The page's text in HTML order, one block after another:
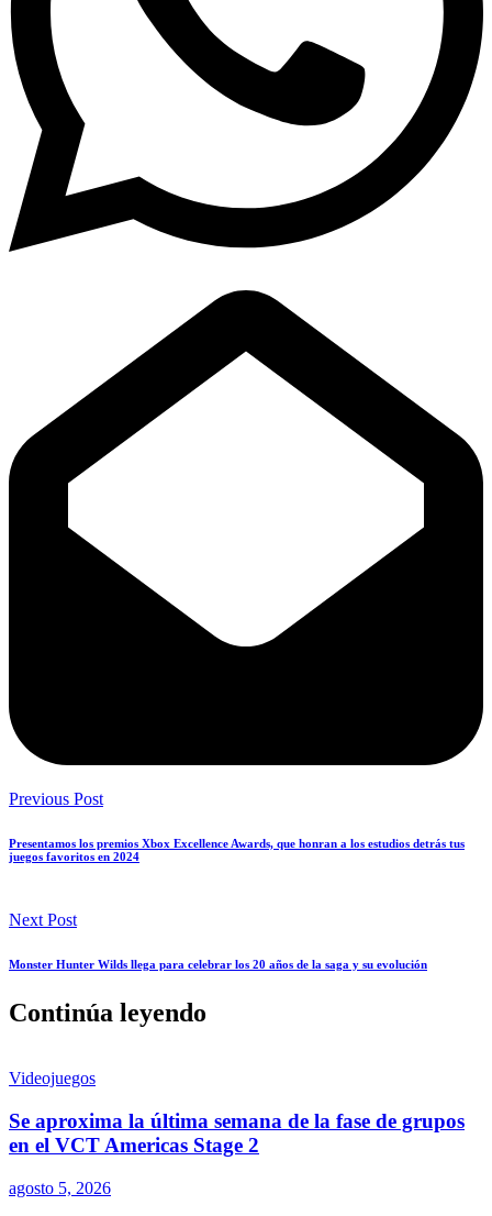
Previous Post
Presentamos los premios Xbox Excellence Awards, que honran a los estudios detrás tus
juegos favoritos en 2024
Next Post
Monster Hunter Wilds llega para celebrar los 20 años de la saga y su evolución
Continúa leyendo
Videojuegos
Se aproxima la última semana de la fase de grupos
en el VCT Americas Stage 2
agosto 5, 2026